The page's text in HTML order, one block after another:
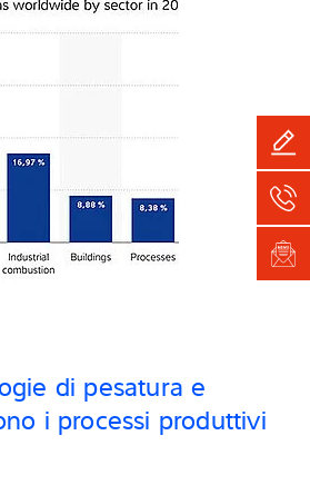
di pesatura e
i processi produttivi